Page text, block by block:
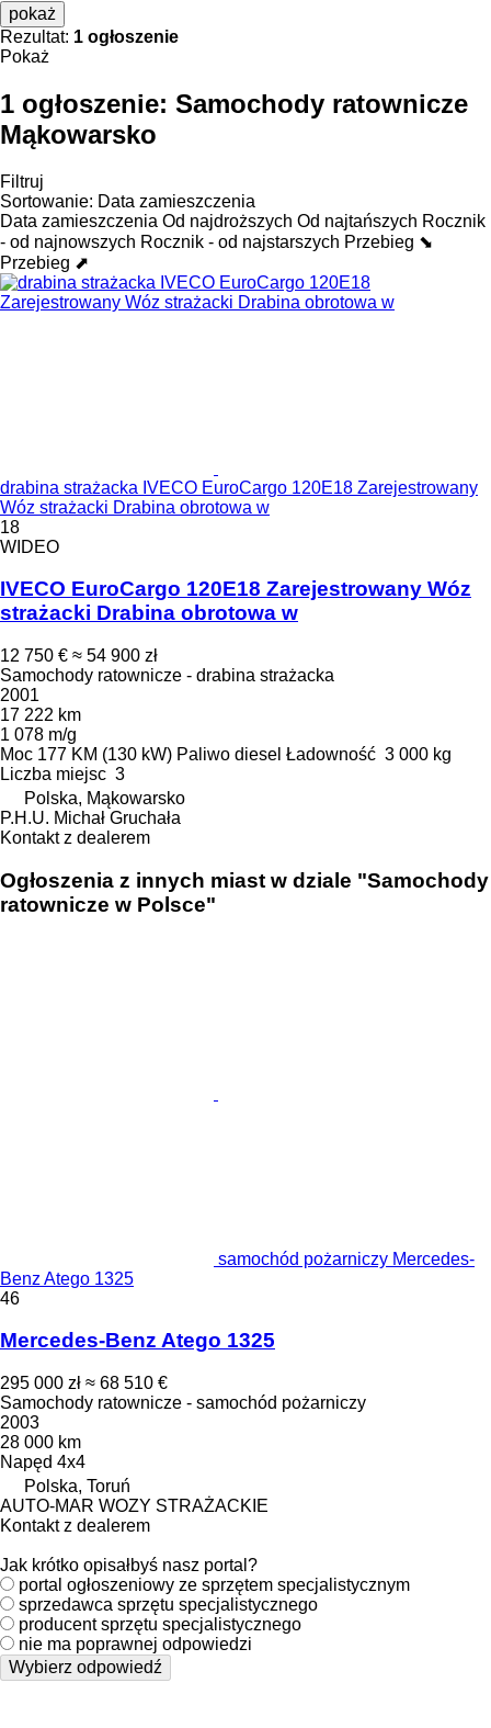
pokaż
Rezultat: 1 ogłoszenie
Pokaż
1 ogłoszenie: Samochody ratownicze
Mąkowarsko
Filtruj
Sortowanie: Data zamieszczenia
Data zamieszczenia Od najdroższych Od najtańszych Rocznik
- od najnowszych Rocznik - od najstarszych Przebieg ⬊
Przebieg ⬈
drabina strażacka IVECO EuroCargo 120E18 Zarejestrowany
Wóz strażacki Drabina obrotowa w
18
WIDEO
IVECO EuroCargo 120E18 Zarejestrowany Wóz
strażacki Drabina obrotowa w
12 750 € ≈ 54 900 zł
Samochody ratownicze - drabina strażacka
2001
17 222 km
1 078 m/g
Moc 177 KM (130 kW) Paliwo diesel Ładowność 3 000 kg
Liczba miejsc 3
Polska, Mąkowarsko
P.H.U. Michał Gruchała
Kontakt z dealerem
Ogłoszenia z innych miast w dziale "Samochody
ratownicze w Polsce"
samochód pożarniczy Mercedes-
Benz Atego 1325
46
Mercedes-Benz Atego 1325
295 000 zł ≈ 68 510 €
Samochody ratownicze - samochód pożarniczy
2003
28 000 km
Napęd 4x4
Polska, Toruń
AUTO-MAR WOZY STRAŻACKIE
Kontakt z dealerem
Jak krótko opisałbyś nasz portal?
portal ogłoszeniowy ze sprzętem specjalistycznym
sprzedawca sprzętu specjalistycznego
producent sprzętu specjalistycznego
nie ma poprawnej odpowiedzi
Wybierz odpowiedź